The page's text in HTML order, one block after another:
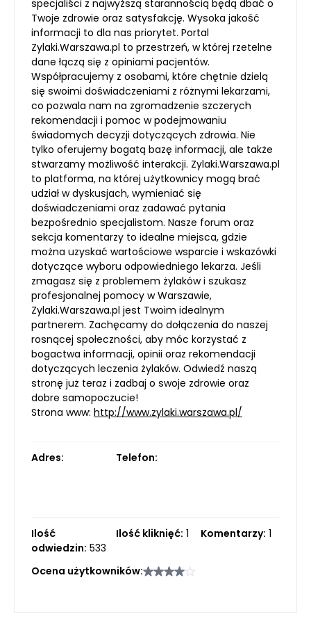
specjaliści z najwyższą starannością będą dbać o
Twoje zdrowie oraz satysfakcję. Wysoka jakość
informacji to dla nas priorytet. Portal
Zylaki.Warszawa.pl to przestrzeń, w której rzetelne
dane łączą się z opiniami pacjentów.
Współpracujemy z osobami, które chętnie dzielą
się swoimi doświadczeniami z różnymi lekarzami,
co pozwala nam na zgromadzenie szczerych
rekomendacji i pomoc w podejmowaniu
świadomych decyzji dotyczących zdrowia. Nie
tylko oferujemy bogatą bazę informacji, ale także
stwarzamy możliwość interakcji. Zylaki.Warszawa.pl
to platforma, na której użytkownicy mogą brać
udział w dyskusjach, wymieniać się
doświadczeniami oraz zadawać pytania
bezpośrednio specjalistom. Nasze forum oraz
sekcja komentarzy to idealne miejsca, gdzie
można uzyskać wartościowe wsparcie i wskazówki
dotyczące wyboru odpowiedniego lekarza. Jeśli
zmagasz się z problemem żylaków i szukasz
profesjonalnej pomocy w Warszawie,
Zylaki.Warszawa.pl jest Twoim idealnym
partnerem. Zachęcamy do dołączenia do naszej
rosnącej społeczności, aby móc korzystać z
bogactwa informacji, opinii oraz rekomendacji
dotyczących leczenia żylaków. Odwiedź naszą
stronę już teraz i zadbaj o swoje zdrowie oraz
dobre samopoczucie!
Strona www: http://www.zylaki.warszawa.pl/
Adres: Telefon:
Ilość
odwiedzin: 533
Ilość kliknięć: 1 Komentarzy: 1
Ocena użytkowników: